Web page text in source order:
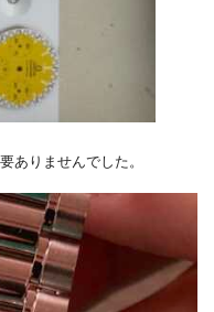
ありませんでした。